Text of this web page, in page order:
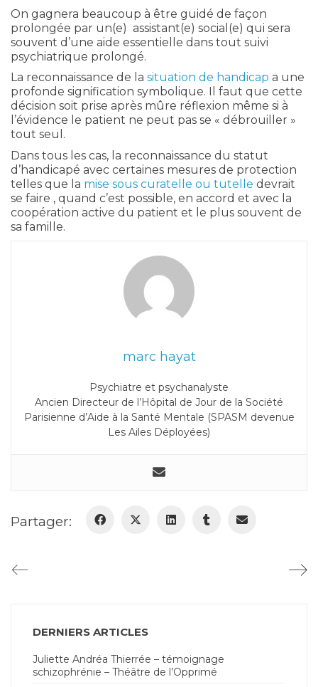
On gagnera beaucoup à être guidé de façon
prolongée par un(e) assistant(e) social(e) qui sera
souvent d’une aide essentielle dans tout suivi
psychiatrique prolongé.
La reconnaissance de la situation de handicap a une
profonde signification symbolique. Il faut que cette
décision soit prise après mûre réflexion même si à
l’évidence le patient ne peut pas se « débrouiller »
tout seul.
Dans tous les cas, la reconnaissance du statut
d’handicapé avec certaines mesures de protection
telles que la mise sous curatelle ou tutelle devrait
se faire , quand c’est possible, en accord et avec la
coopération active du patient et le plus souvent de
sa famille.
marc hayat
Psychiatre et psychanalyste
Ancien Directeur de l’Hôpital de Jour de la Société
Parisienne d’Aide à la Santé Mentale (SPASM devenue
Les Ailes Déployées)
Partager:
DERNIERS ARTICLES
Juliette Andréa Thierrée – témoignage
schizophrénie – Théâtre de l’Opprimé